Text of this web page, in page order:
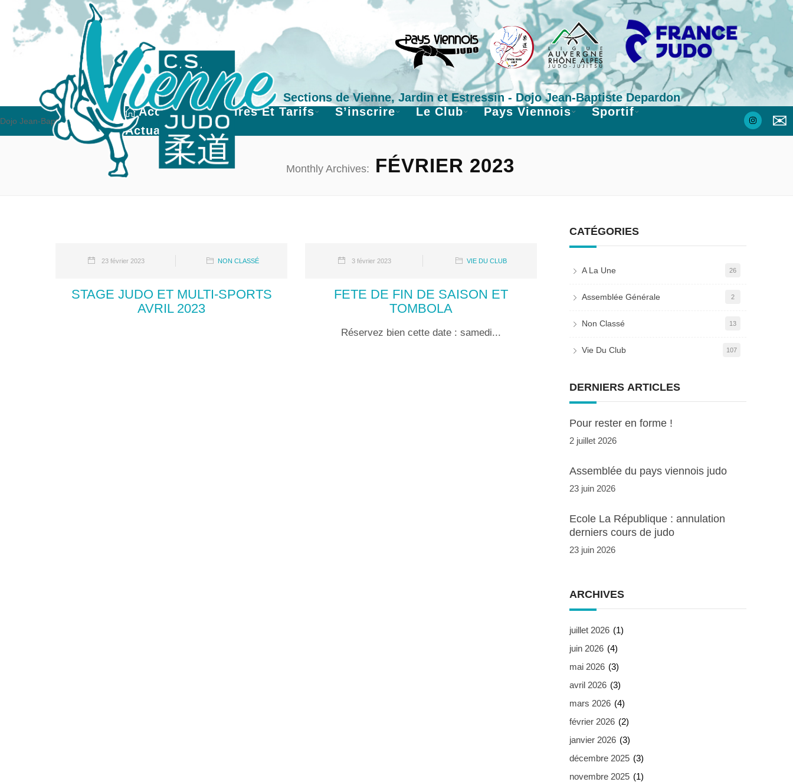
Sections de Vienne, Jardin et Estressin - Dojo Jean-Baptiste Depardon
Dojo Jean-Baptiste Depardon
Accueil Horaires Et Tarifs S’inscrire Le Club Pays Viennois
Sportif
Actualités
✉
Monthly Archives: FÉVRIER 2023
23 février 2023 NON CLASSÉ
STAGE JUDO ET MULTI-SPORTS
AVRIL 2023
3 février 2023 VIE DU CLUB
FETE DE FIN DE SAISON ET
TOMBOLA
Réservez bien cette date : samedi...
CATÉGORIES
A La Une 26
Assemblée Générale 2
Non Classé 13
Vie Du Club 107
DERNIERS ARTICLES
Pour rester en forme !
2 juillet 2026
Assemblée du pays viennois judo
23 juin 2026
Ecole La République : annulation
derniers cours de judo
23 juin 2026
ARCHIVES
juillet 2026 (1)
juin 2026 (4)
mai 2026 (3)
avril 2026 (3)
mars 2026 (4)
février 2026 (2)
janvier 2026 (3)
décembre 2025 (3)
novembre 2025 (1)